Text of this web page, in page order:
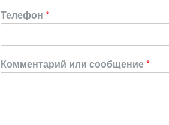
Телефон *
Комментарий или сообщение*